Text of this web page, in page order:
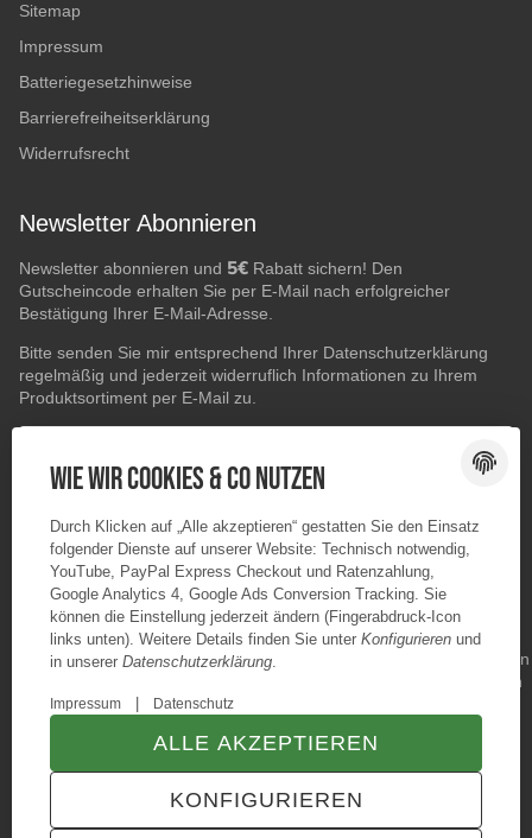
Sitemap
Impressum
Batteriegesetzhinweise
Barrierefreiheitserklärung
Widerrufsrecht
Newsletter Abonnieren
Newsletter abonnieren und 5€ Rabatt sichern! Den
Gutscheincode erhalten Sie per E-Mail nach erfolgreicher
Bestätigung Ihrer E-Mail-Adresse.
Bitte senden Sie mir entsprechend Ihrer Datenschutzerklärung
regelmäßig und jederzeit widerruflich Informationen zu Ihrem
Produktsortiment per E-Mail zu.
ABONNIEREN
TECHNIK JTL-Shop Template VERTRAG WIDERRUFEN
Wie wir Cookies & Co nutzen
Durch Klicken auf „Alle akzeptieren“ gestatten Sie den Einsatz
folgender Dienste auf unserer Website: Technisch notwendig,
YouTube, PayPal Express Checkout und Ratenzahlung,
Google Analytics 4, Google Ads Conversion Tracking. Sie
können die Einstellung jederzeit ändern (Fingerabdruck-Icon
links unten). Weitere Details finden Sie unter Konfigurieren und
in unserer Datenschutzerklärung.
Impressum Datenschutz
KONFIGURIEREN
ALLE AKZEPTIEREN